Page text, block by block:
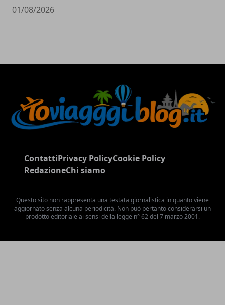
01/08/2026
ContattiPrivacy PolicyCookie Policy
RedazioneChi siamo
Questo sito non rappresenta una testata giornalistica in quanto viene
aggiornato senza alcuna periodicità. Non può pertanto considerarsi un
prodotto editoriale ai sensi della legge n° 62 del 7 marzo 2001.